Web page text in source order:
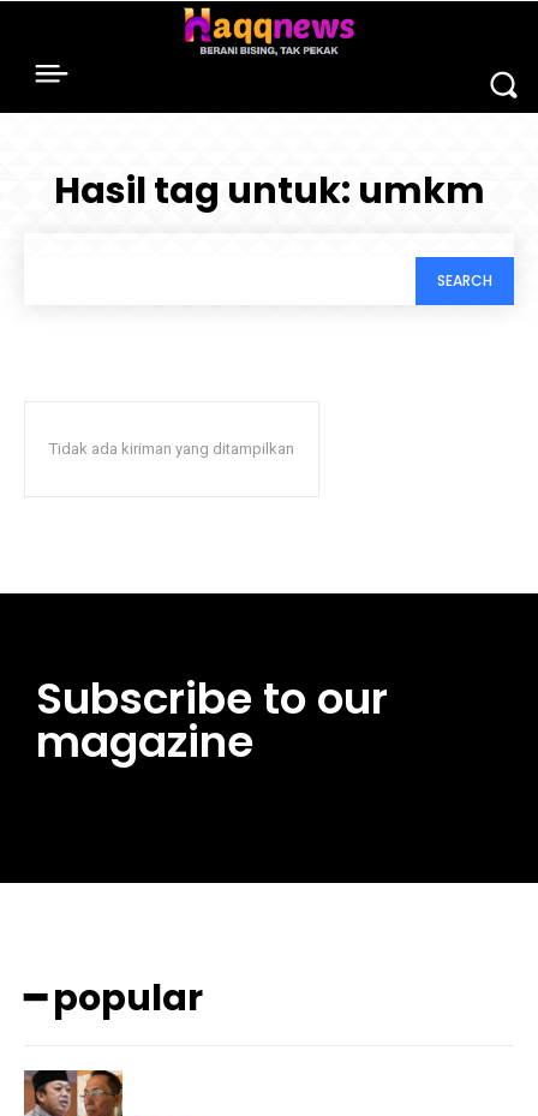
Hasil tag untuk: umkm
SEARCH
Tidak ada kiriman yang ditampilkan
Subscribe to our
magazine
━ popular